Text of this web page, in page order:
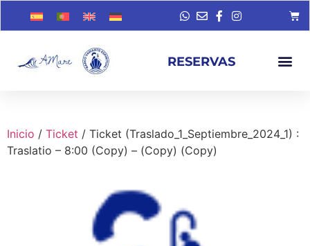
RESERVAS
Inicio / Ticket / Ticket (Traslado_1_Septiembre_2024_1) :
Traslatio – 8:00 (Copy) – (Copy) (Copy)